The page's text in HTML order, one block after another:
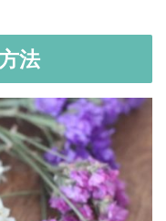
法